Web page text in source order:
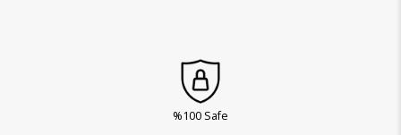
%100 Safe